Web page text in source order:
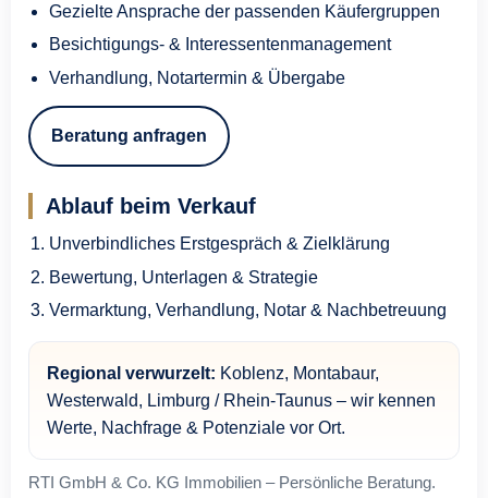
Gezielte Ansprache der passenden Käufergruppen
Besichtigungs- & Interessentenmanagement
Verhandlung, Notartermin & Übergabe
Beratung anfragen
Ablauf beim Verkauf
Unverbindliches Erstgespräch & Zielklärung
Bewertung, Unterlagen & Strategie
Vermarktung, Verhandlung, Notar & Nachbetreuung
Regional verwurzelt: Koblenz, Montabaur,
Westerwald, Limburg / Rhein-Taunus – wir kennen
Werte, Nachfrage & Potenziale vor Ort.
RTI GmbH & Co. KG Immobilien – Persönliche Beratung.